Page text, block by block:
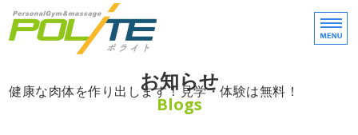
POLITE（ポライト）
健康な肉体を作り出します！見学・体験は無料！
お知らせ
Blogs